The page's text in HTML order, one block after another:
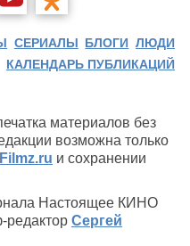
СЕРИАЛЫ БЛОГИ ЛЮДИ
КАЛЕНДАРЬ ПУБЛИКАЦИЙ
материалов без
возможна только
Filmz.ru и сохранении
Настоящее КИНО
Сергей